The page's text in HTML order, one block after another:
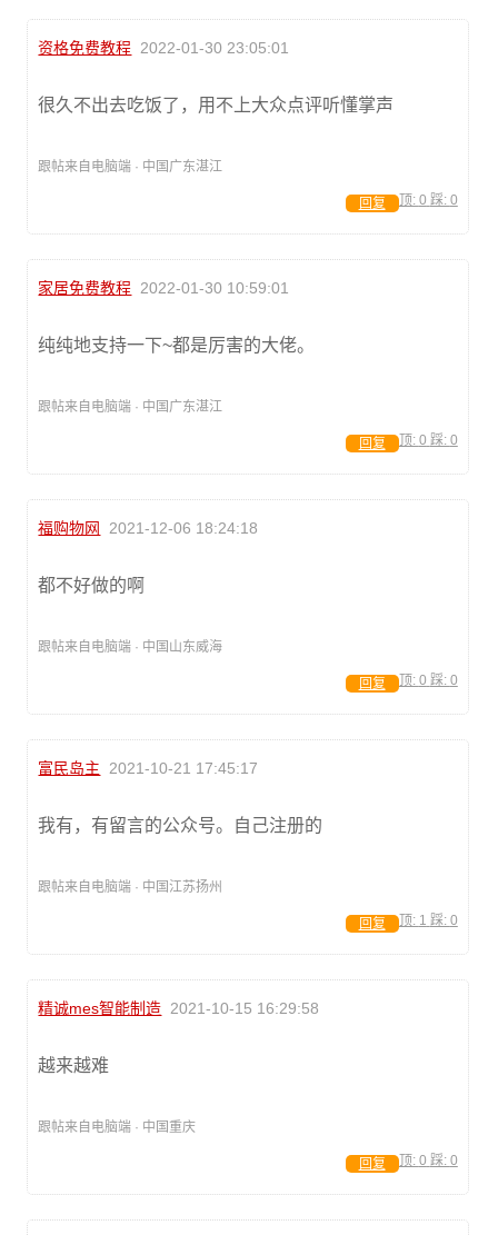
资格免费教程 2022-01-30 23:05:01
很久不出去吃饭了，用不上大众点评听懂掌声
跟帖来自电脑端 · 中国广东湛江
顶: 0 踩: 0
回复
家居免费教程 2022-01-30 10:59:01
纯纯地支持一下~都是厉害的大佬。
跟帖来自电脑端 · 中国广东湛江
顶: 0 踩: 0
回复
福购物网 2021-12-06 18:24:18
都不好做的啊
跟帖来自电脑端 · 中国山东威海
顶: 0 踩: 0
回复
富民岛主 2021-10-21 17:45:17
我有，有留言的公众号。自己注册的
跟帖来自电脑端 · 中国江苏扬州
顶: 1 踩: 0
回复
精诚mes智能制造 2021-10-15 16:29:58
越来越难
跟帖来自电脑端 · 中国重庆
顶: 0 踩: 0
回复